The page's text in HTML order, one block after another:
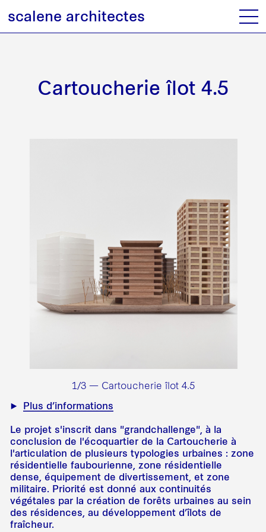
scalene architectes
Cartoucherie îlot 4.5
1/3 — Cartoucherie îlot 4.5
Plus d’informations
Le projet s'inscrit dans "grandchallenge", à la
conclusion de l'écoquartier de la Cartoucherie à
l'articulation de plusieurs typologies urbaines : zone
résidentielle faubourienne, zone résidentielle
dense, équipement de divertissement, et zone
militaire. Priorité est donné aux continuités
végétales par la création de forêts urbaines au sein
des résidences, au développement d’îlots de
fraîcheur.